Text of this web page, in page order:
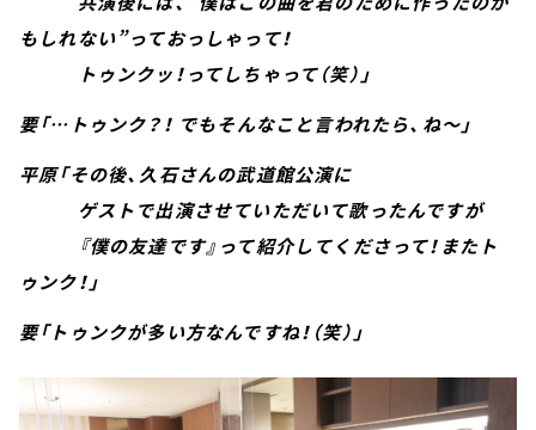
もしれない”っておっしゃって！
トゥンクッ！ってしちゃって（笑）」
要「…トゥンク？！ でもそんなこと言われたら、ね～」
平原「その後、久石さんの武道館公演に
ゲストで出演させていただいて歌ったんですが
『僕の友達です』って紹介してくださって！またト
ゥンク！」
要「トゥンクが多い方なんですね！（笑）」